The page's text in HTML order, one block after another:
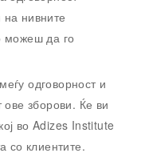
нивните
можеш да го
одговорност и
ове зборови. Ќе ви
во Adizes Institute
со клиентите.